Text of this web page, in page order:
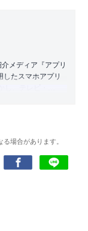
メディア『アプリ
したスマホアプリ
し、テレビ・
マホライフが変
場合があります。